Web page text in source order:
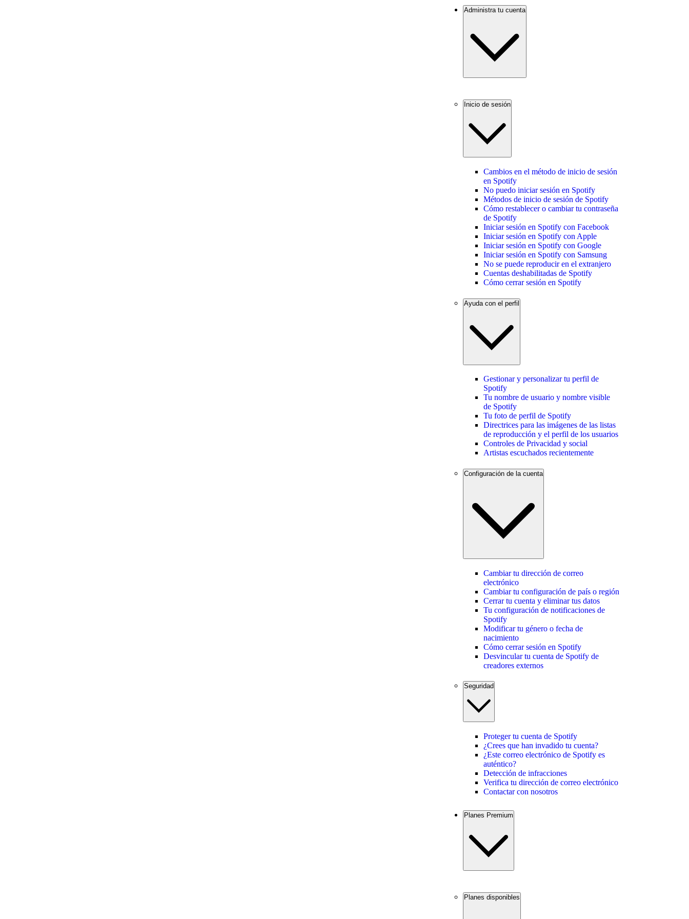
Administra tu cuenta
Inicio de sesión
Cambios en el método de inicio de sesión
en Spotify
No puedo iniciar sesión en Spotify
Métodos de inicio de sesión de Spotify
Cómo restablecer o cambiar tu contraseña
de Spotify
Iniciar sesión en Spotify con Facebook
Iniciar sesión en Spotify con Apple
Iniciar sesión en Spotify con Google
Iniciar sesión en Spotify con Samsung
No se puede reproducir en el extranjero
Cuentas deshabilitadas de Spotify
Cómo cerrar sesión en Spotify
Ayuda con el perfil
Gestionar y personalizar tu perfil de
Spotify
Tu nombre de usuario y nombre visible
de Spotify
Tu foto de perfil de Spotify
Directrices para las imágenes de las listas
de reproducción y el perfil de los usuarios
Controles de Privacidad y social
Artistas escuchados recientemente
Configuración de la cuenta
Cambiar tu dirección de correo
electrónico
Cambiar tu configuración de país o región
Cerrar tu cuenta y eliminar tus datos
Tu configuración de notificaciones de
Spotify
Modificar tu género o fecha de
nacimiento
Cómo cerrar sesión en Spotify
Desvincular tu cuenta de Spotify de
creadores externos
Seguridad
Proteger tu cuenta de Spotify
¿Crees que han invadido tu cuenta?
¿Este correo electrónico de Spotify es
auténtico?
Detección de infracciones
Verifica tu dirección de correo electrónico
Contactar con nosotros
Planes Premium
Planes disponibles